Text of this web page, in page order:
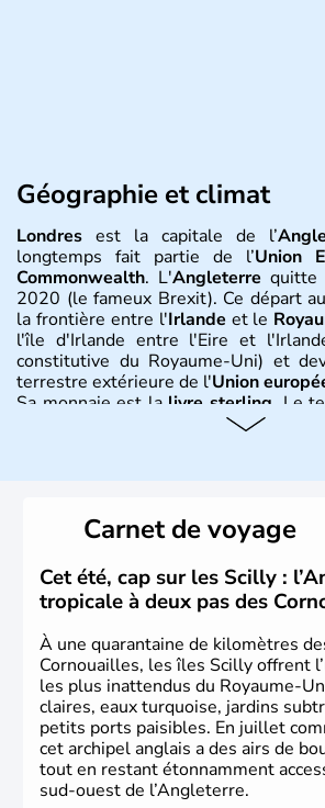
Géographie et climat
Londres est la capitale de l’
longtemps fait partie de l’Union
Commonwealth. L'Angleterre quitte
2020 (le fameux Brexit). Ce départ
la frontière entre l'Irlande et le
l'île d'Irlande entre l'Eire et
constitutive du Royaume-Uni) et
terrestre extérieure de l'Union
Sa monnaie est lalivre sterling . Le
instable avec de nombreuses
Histoire et administration
L'Angleterre est l’une des quatre
Royaume-Uni. Elle est peuplée de
d’habitants, les Anglais, et constitue à
84% de la population de l’ensemble.
Xème siècle et tient son nom
germanique installé sur ces terres.
parlementaire au monde, elle doit
l’essor industriel du XIXème siècle.
Carnet de voyage
Cet été, cap sur les Scilly :
tropicale à deux pas des
À une quarantaine de kilomètres
Cornouailles, les îles Scilly offrent
les plus inattendus du Royaume-
claires, eaux turquoise, jardins
petits ports paisibles. En juillet
cet archipel anglais a des airs de
tout en restant étonnamment
sud-ouest de l’Angleterre.